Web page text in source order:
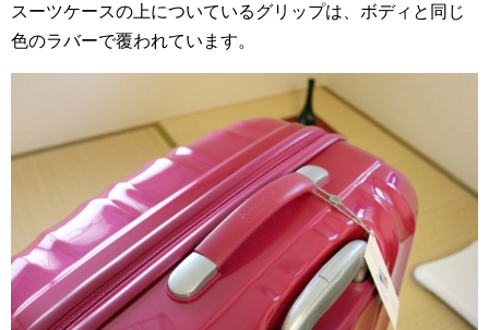
スーツケースの上についているグリップは、ボディと同じ
色のラバーで覆われています。